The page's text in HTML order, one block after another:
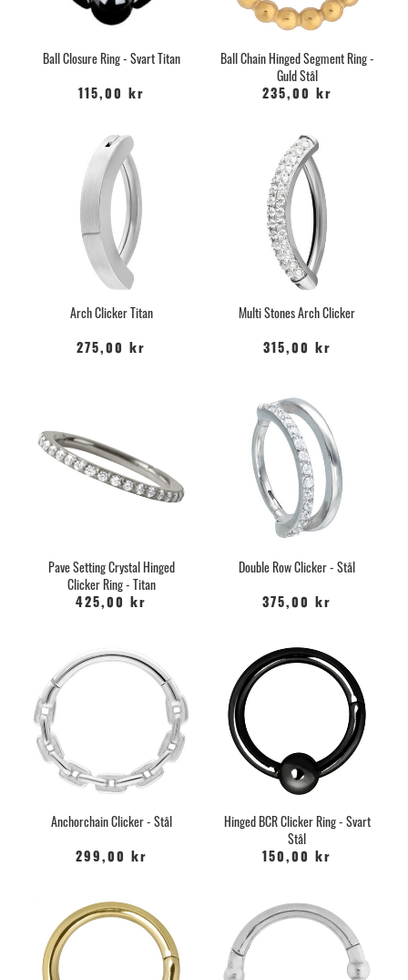
Ball Closure Ring - Svart Titan
115,00 kr
Ball Chain Hinged Segment Ring -
Guld Stål
235,00 kr
Arch Clicker Titan
275,00 kr
Multi Stones Arch Clicker
315,00 kr
Pave Setting Crystal Hinged
Clicker Ring - Titan
425,00 kr
Double Row Clicker - Stål
375,00 kr
Anchorchain Clicker - Stål
299,00 kr
Hinged BCR Clicker Ring - Svart
Stål
150,00 kr